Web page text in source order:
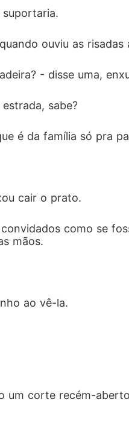
ouviu as
- disse uma,
sabe?
é da família só pra
cair o prato.
como se
mãos.
ao vê-la.
um corte recém-